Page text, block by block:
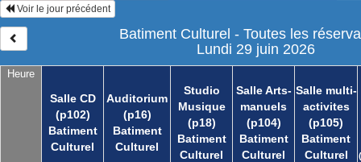
Heure
Salle CD
(p102)
Batiment
Culturel
Auditorium
(p16)
Batiment
Culturel
Studio
Musique
(p18)
Batiment
Culturel
Salle Arts-
manuels
(p104)
Batiment
Culturel
Salle multi-
activites
(p105)
Batiment
Culturel
Voir le jour précédent
Batiment Culturel - Toutes les
Lundi 29 juin 2026